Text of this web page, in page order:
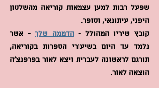
שפעל רבות למען עצמאות קוריאה מהשלטון
היפני, עיתונאי, וסופר.
קובץ שיריו המהולל -הדממה שלך- אשר
נלמד עד היום בשיעורי הספרות בקוריאה,
תורגם לראשונה לעברית ויצא לאור בפרפנצ'ה
הוצאה לאור.